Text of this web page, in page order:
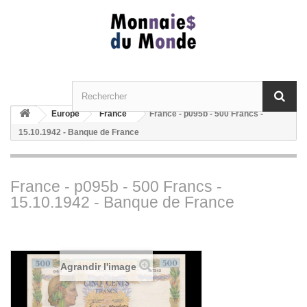
Europe France
France - p095b - 500 Francs -
15.10.1942 - Banque de France
France - p095b - 500 Francs -
15.10.1942 - Banque de France
Agrandir l'image